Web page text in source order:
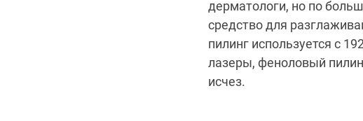
дерматологи, но по
средство для
пилинг используется с
лазеры, феноловый
исчез.